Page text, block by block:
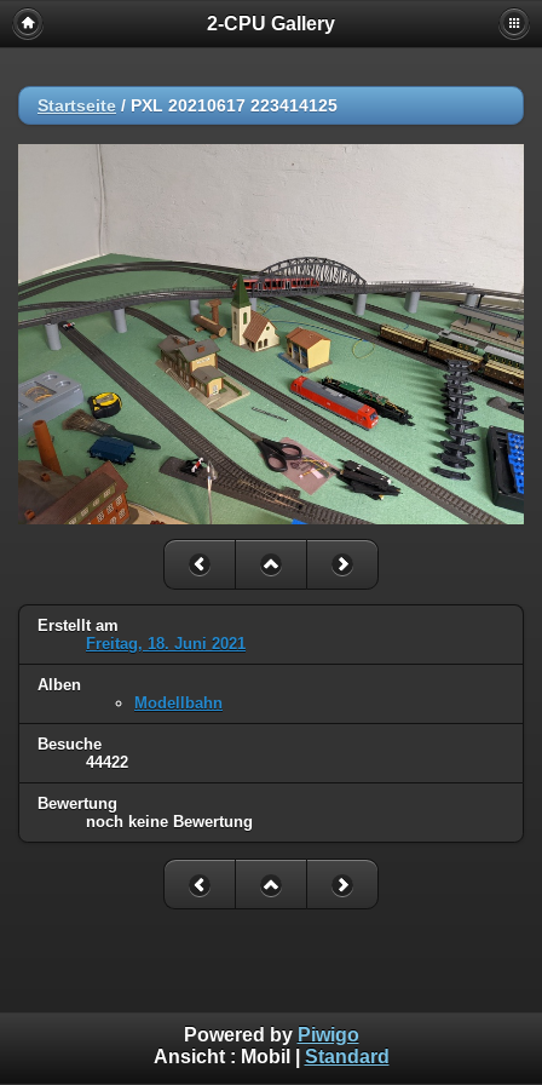
2-CPU Gallery
Startseite / PXL 20210617 223414125
Erstellt am
Freitag, 18. Juni 2021
Alben
Modellbahn
Besuche
44422
Bewertung
noch keine Bewertung
Powered by Piwigo
Ansicht : Mobil Standard